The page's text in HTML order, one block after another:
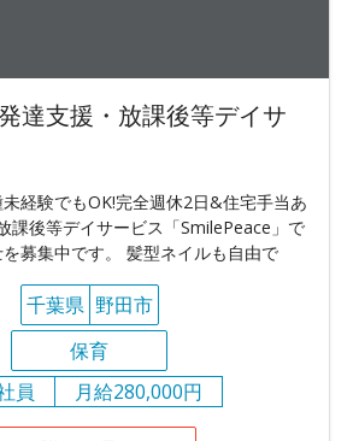
達支援・放課後等デイサ
経験でもOK!完全週休2日&住宅手当あ
課後等デイサービス「SmilePeace」で
募集中です。 髪型ネイルも自由で
千葉県 野田市
保育
員
月給280,000円